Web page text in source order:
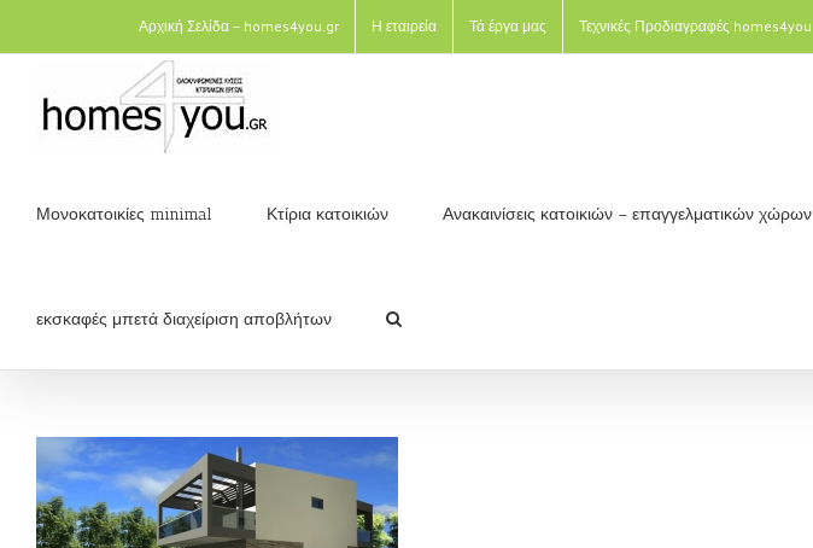
Αρχική Σελίδα – homes4you.gr Η εταιρεία Τά έργα μας Τεχνικές Προδιαγραφές homes4you
Μονοκατοικίες minimal Κτίρια κατοικιών Ανακαινίσεις κατοικιών – επαγγελματικών χώρων
εκσκαφές μπετά διαχείριση αποβλήτων